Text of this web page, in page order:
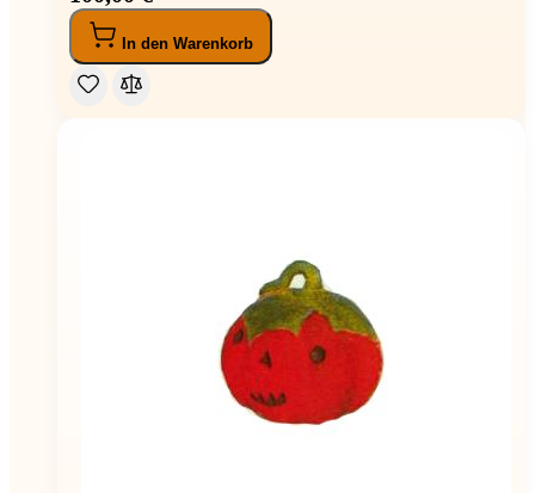
In den Warenkorb